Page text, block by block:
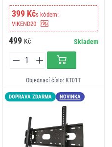
399 Kčs kódem:
VIKEND20
499 Kč Skladem
Objednací číslo: KT01T
DOPRAVA ZDARMA NOVINKA